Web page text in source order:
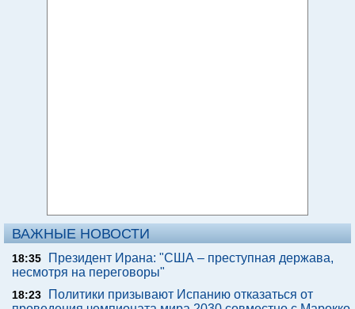
ВАЖНЫЕ НОВОСТИ
18:35
Президент Ирана: "США – преступная держава,
несмотря на переговоры"
18:23
Политики призывают Испанию отказаться от